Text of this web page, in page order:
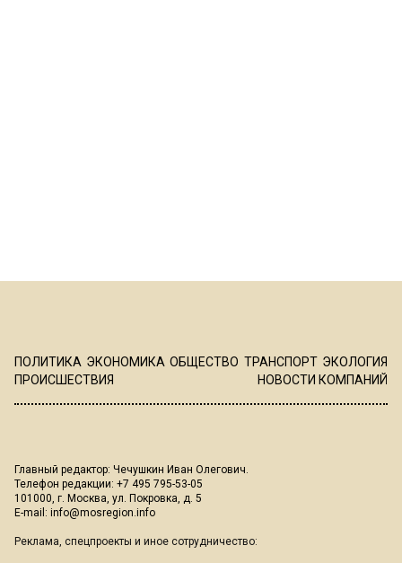
ПОЛИТИКА ЭКОНОМИКА ОБЩЕСТВО ТРАНСПОРТ ЭКОЛОГИЯ
ПРОИСШЕСТВИЯ
НОВОСТИ КОМПАНИЙ
Главный редактор: Чечушкин Иван Олегович.
Телефон редакции: +7 495 795-53-05
101000, г. Москва, ул. Покровка, д. 5
E-mail: info@mosregion.info
Реклама, спецпроекты и иное сотрудничество: